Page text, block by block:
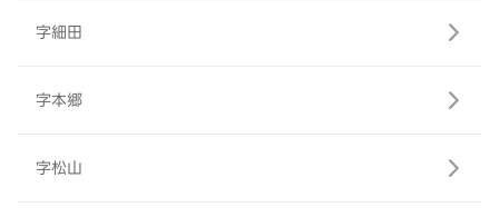
字細田
字本郷
字松山